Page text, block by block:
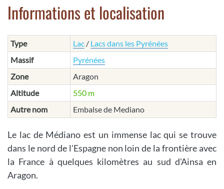
Informations et localisation
Type Lac / Lacs dans les Pyrénées
Massif
Pyrénées
Zone
Aragon
Altitude
550 m
Autre nom
Embalse de Mediano
Le lac de Médiano est un immense lac qui se trouve
dans le nord de l'Espagne non loin de la frontière avec
la France à quelques kilomètres au sud d'Ainsa en
Aragon.